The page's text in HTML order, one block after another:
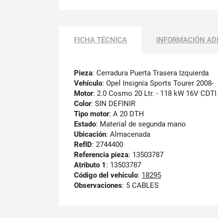
FICHA TÉCNICA INFORMACIÓN
Pieza: Cerradura Puerta Trasera Izquierda
Vehículo: Opel Insignia Sports Tourer 2008-
Motor: 2.0 Cosmo 20 Ltr. - 118 kW 16V CDTI
Color: SIN DEFINIR
Tipo motor: A 20 DTH
Estado: Material de segunda mano
Ubicación: Almacenada
RefID: 2744400
Referencia pieza: 13503787
Atributo 1 : 13503787
Código del vehículo: 18295
Observaciones: 5 CABLES